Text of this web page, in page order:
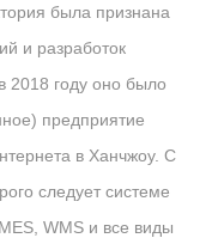
была признана
и разработок
2018 году оно было
предприятие
в Ханчжоу. С
следует системе
WMS и все виды